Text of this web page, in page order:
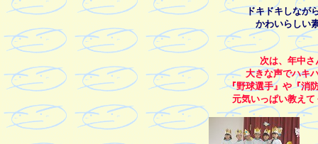
ドキドキしなが
かわいらしい
次は、年中さ
大きな声でハキ
『野球選手』や『消
元気いっぱい教え